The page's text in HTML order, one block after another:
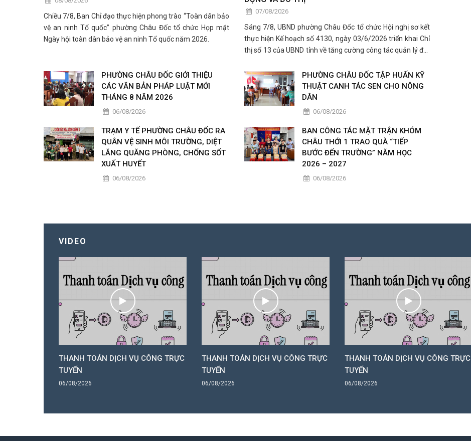
Chiều 7/8, Ban Chỉ đạo thực hiện phong trào “Toàn dân bảo
vệ an ninh Tổ quốc” phường Châu Đốc tổ chức Họp mặt
Ngày hội toàn dân bảo vệ an ninh Tổ quốc năm 2026.
07/08/2026
Sáng 7/8, UBND phường Châu Đốc tổ chức Hội nghị sơ kết
thực hiện Kế hoạch số 4130, ngày 03/6/2026 triển khai Chỉ
thị số 13 của UBND tỉnh về tăng cường công tác quản lý đất
PHƯỜNG CHÂU ĐỐC GIỚI THIỆU
CÁC VĂN BẢN PHÁP LUẬT MỚI
THÁNG 8 NĂM 2026
06/08/2026
PHƯỜNG CHÂU ĐỐC TẬP HUẤN KỸ
THUẬT CANH TÁC SEN CHO NÔNG
DÂN
06/08/2026
TRẠM Y TẾ PHƯỜNG CHÂU ĐỐC RA
QUÂN VỆ SINH MÔI TRƯỜNG, DIỆT
LĂNG QUĂNG PHÒNG, CHỐNG SỐT
XUẤT HUYẾT
06/08/2026
BAN CÔNG TÁC MẶT TRẬN KHÓM
CHÂU THỚI 1 TRAO QUÀ “TIẾP
BƯỚC ĐẾN TRƯỜNG” NĂM HỌC
2026 – 2027
06/08/2026
VIDEO
THANH TOÁN DỊCH VỤ CÔNG TRỰC
TUYẾN
06/08/2026
THANH TOÁN DỊCH VỤ CÔNG TRỰC
TUYẾN
06/08/2026
THANH TOÁN DỊCH VỤ CÔNG TRỰC
TUYẾN
06/08/2026